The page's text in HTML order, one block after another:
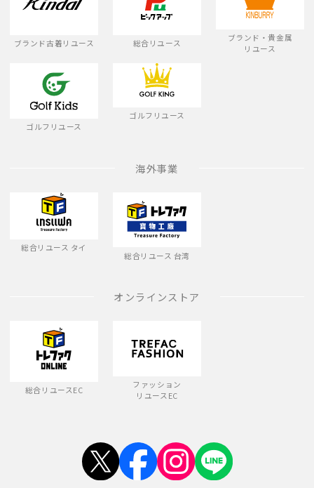
ブランド古着リユース 総合リユース
ブランド・貴金属
リユース
ゴルフリユース
ゴルフリユース
海外事業
総合リユース タイ
総合リユース 台湾
オンラインストア
総合リユースEC
ファッション
リユースEC